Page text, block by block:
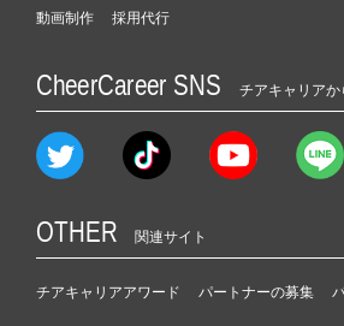
動画制作
採用代行
CheerCareer SNS チアキャリアか
OTHER 関連サイト
チアキャリアアワード パートナーの募集